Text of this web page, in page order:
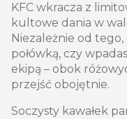
KFC wkracza z
kultowe dania w
Niezależnie od
połówką, czy
ekipą – obok
przejść obojętnie.
Soczysty kawałek